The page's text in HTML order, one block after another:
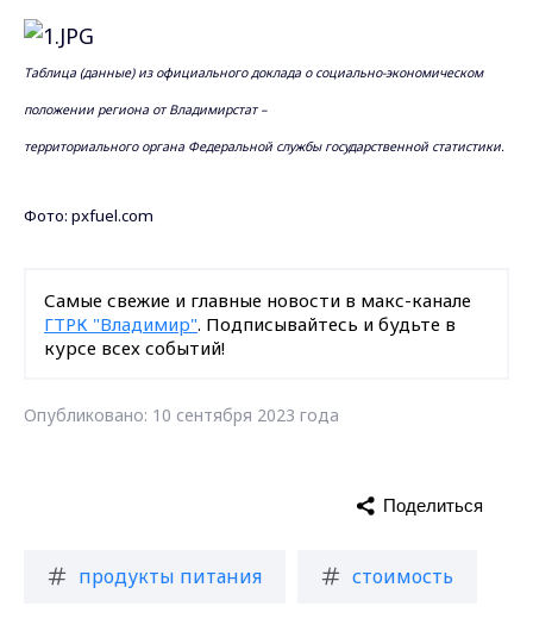
Таблица (данные) из официального доклада о социально-экономическом
положении региона от Владимирстат –
территориального органа Федеральной службы государственной статистики.
Фото: pxfuel.com
Самые свежие и главные новости в макс-канале
ГТРК "Владимир". Подписывайтесь и будьте в
курсе всех событий!
Опубликовано: 10 сентября 2023 года
продукты питания стоимость
Поделиться